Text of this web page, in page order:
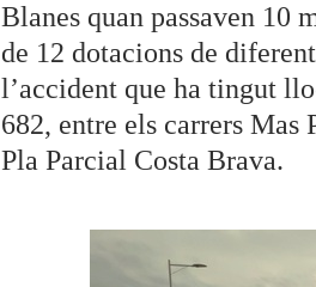
Blanes quan passaven 10
de 12 dotacions de
l’accident que ha tingut
682, entre els carrers
Pla Parcial Costa Brava.